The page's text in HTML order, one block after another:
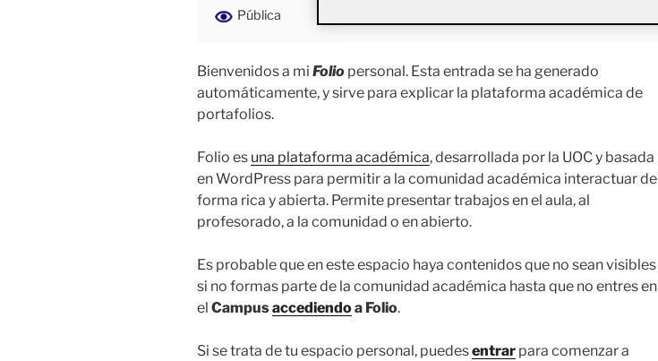
Pública
Bienvenidos a mi Folio personal. Esta entrada se ha generado
automáticamente, y sirve para explicar la plataforma académica de
portafolios.
Folio es una plataforma académica, desarrollada por la UOC y basada
en WordPress para permitir a la comunidad académica interactuar de
forma rica y abierta. Permite presentar trabajos en el aula, al
profesorado, a la comunidad o en abierto.
Es probable que en este espacio haya contenidos que no sean visibles
si no formas parte de la comunidad académica hasta que no entres en
el Campusaccediendoa Folio.
Si se trata de tu espacio personal, puedesentrar para comenzar a